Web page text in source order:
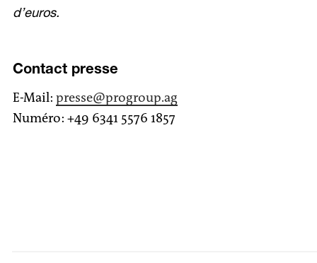
d’euros.
Contact presse
E-Mail: presse@progroup.ag
Numéro: +49 6341 5576 1857